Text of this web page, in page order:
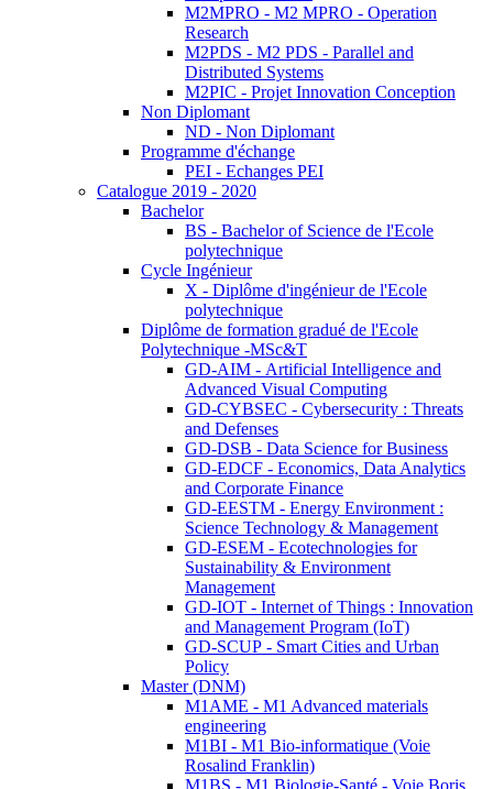
M2MPRO - M2 MPRO - Operation
Research
M2PDS - M2 PDS - Parallel and
Distributed Systems
M2PIC - Projet Innovation Conception
Non Diplomant
ND - Non Diplomant
Programme d'échange
PEI - Echanges PEI
Catalogue 2019 - 2020
Bachelor
BS - Bachelor of Science de l'Ecole
polytechnique
Cycle Ingénieur
X - Diplôme d'ingénieur de l'Ecole
polytechnique
Diplôme de formation gradué de l'Ecole
Polytechnique -MSc&T
GD-AIM - Artificial Intelligence and
Advanced Visual Computing
GD-CYBSEC - Cybersecurity : Threats
and Defenses
GD-DSB - Data Science for Business
GD-EDCF - Economics, Data Analytics
and Corporate Finance
GD-EESTM - Energy Environment :
Science Technology & Management
GD-ESEM - Ecotechnologies for
Sustainability & Environment
Management
GD-IOT - Internet of Things : Innovation
and Management Program (IoT)
GD-SCUP - Smart Cities and Urban
Policy
Master (DNM)
M1AME - M1 Advanced materials
engineering
M1BI - M1 Bio-informatique (Voie
Rosalind Franklin)
M1BS - M1 Biologie-Santé - Voie Boris